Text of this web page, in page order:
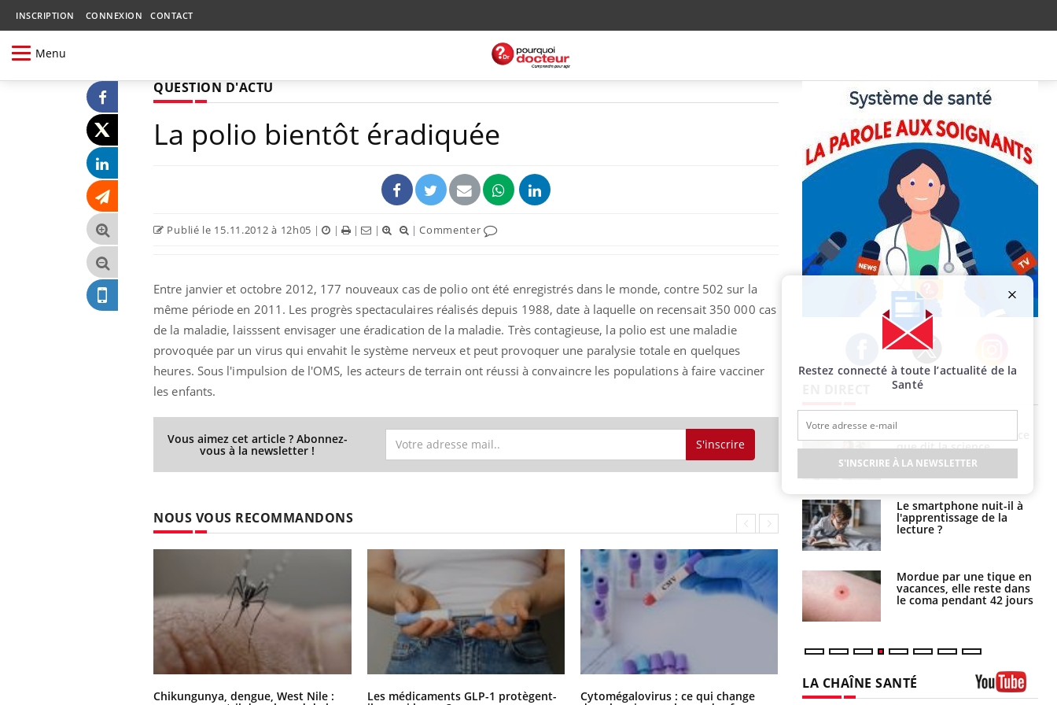
INSCRIPTION CONNEXION CONTACT
Menu
QUESTION D'ACTU
La polio bientôt éradiquée
Publié le 15.11.2012 à 12h05 | | | | |Commenter
Entre janvier et octobre 2012, 177 nouveaux cas de polio ont été enregistrés dans le monde, contre 502 sur la
même période en 2011. Les progrès spectaculaires réalisés depuis 1988, date à laquelle on recensait 350 000 cas
de la maladie, laisssent envisager une éradication de la maladie. Très contagieuse, la polio est une maladie
provoquée par un virus qui envahit le système nerveux et peut provoquer une paralysie totale en quelques
heures. Sous l'impulsion de l'OMS, les acteurs de terrain ont réussi à convaincre les populations à faire vacciner
les enfants.
Vous aimez cet article ? Abonnez-
vous à la newsletter ! S'inscrire
NOUS VOUS RECOMMANDONS
Chikungunya, dengue, West Nile : Les médicaments GLP-1 protègent- Cytomégalovirus : ce qui change La sieste empêche-t-elle de dormir
Facebook Twitter Instagram
Chikungunya, dengue,
West Nile : que se passe-
t-il dans le sud de la
France ?
protègent-ils aussi les os
?
Cytomégalovirus : ce qui
change dans la prise en
charge des femmes
enceintes
La sieste empêche-t-elle
de dormir la nuit ?
Pourquoi votre ventre
gâche-t-il les premiers
jours de vos vacances ?
Fortes chaleurs :
pourquoi le risque de
noyade grimpe-t-il ?
freiner la propagation du
Pourquoi manger moins
de protéines pourrait
finalement être bénéfique
que dit la science
Le smartphone nuit-il à
l'apprentissage de la
lecture ?
Mordue par une tique en
vacances, elle reste dans
le coma pendant 42 jours
LA CHAÎNE SANTÉ
Restez connecté à toute l’actualité de la
Santé
S'INSCRIRE À LA NEWSLETTER